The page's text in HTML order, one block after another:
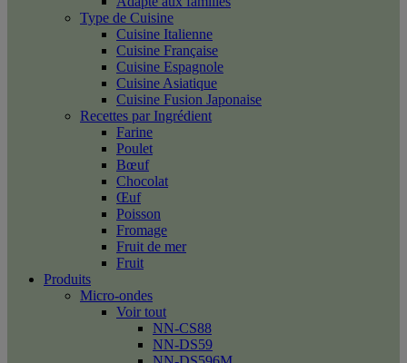
Type de Cuisine
Cuisine Italienne
Cuisine Française
Cuisine Espagnole
Cuisine Asiatique
Cuisine Fusion Japonaise
Recettes par Ingrédient
Farine
Poulet
Bœuf
Chocolat
Œuf
Poisson
Fromage
Fruit de mer
Fruit
Produits
Micro-ondes
Voir tout
NN-CS88
NN-DS59